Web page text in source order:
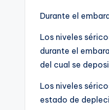
Durante el
Los niveles
durante el
del cual se
Los niveles
estado de